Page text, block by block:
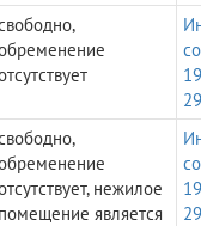
нежилое
помещение является